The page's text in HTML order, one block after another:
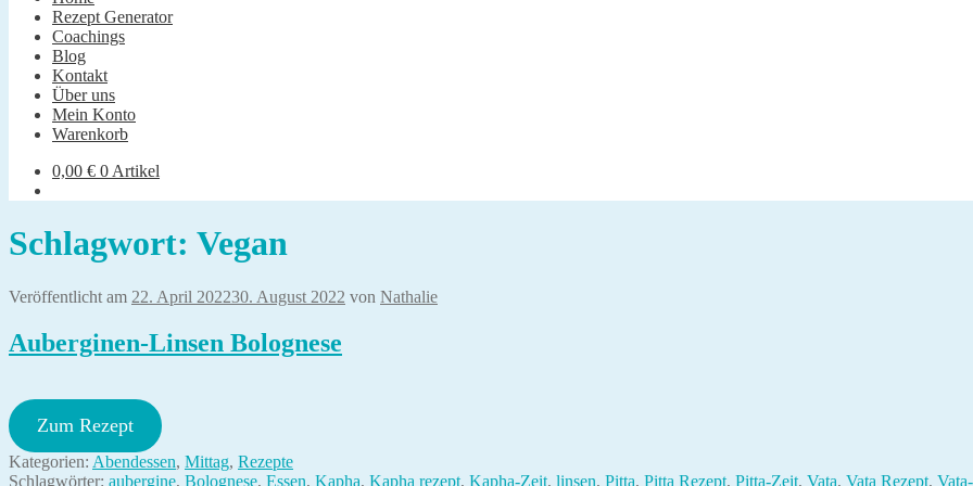
Rezept Generator
Coachings
Blog
Kontakt
Über uns
Mein Konto
Warenkorb
0,00 € 0 Artikel
Schlagwort: Vegan
Veröffentlicht am 22. April 202230. August 2022 von Nathalie
Auberginen-Linsen Bolognese
Zum Rezept
Kategorien: Abendessen, Mittag, Rezepte
Schlagwörter: aubergine, Bolognese, Essen, Kapha, Kapha rezept, Kapha-Zeit, linsen, Pitta, Pitta Rezept, Pitta-Zeit, Vata, Vata Rezept,